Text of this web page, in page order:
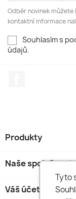
Odběr novinek
kontaktní informace
Souhlasím s
údajů.
Produkty
Naše společnost
Váš účet
Tyto